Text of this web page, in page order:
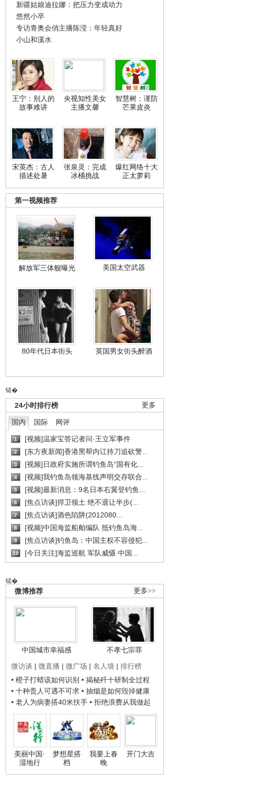
新疆姑娘迪拉娜：把压力变成动力
悠然小卒
专访青奥会俏主播陈滢：年轻真好
小山和溪水
王宁：别人的
故事难讲
央视知性美女
主播文馨
智慧树：谨防
芒果皮炎
宋英杰：古人
描述处暑
张泉灵：完成
冰桶挑战
爆红网络十大
正太萝莉
第一视频推荐
解放军三体舰曝光 美国太空武器
80年代日本街头 英国男女街头醉酒
锘�
更多
24小时排行榜
国内 国际 网评
1 [视频]温家宝答记者问·王立军事件
2 [东方夜新闻]香港黑帮内讧持刀追砍警...
3 [视频]日政府实施所谓钓鱼岛“国有化...
4 [视频]我钓鱼岛领海基线声明交存联合...
5 [视频]最新消息：9名日本右翼登钓鱼...
6 [焦点访谈]捍卫领土 绝不退让半步(...
7 [焦点访谈]酒色陷阱(2012080...
8 [视频]中国海监船舶编队 抵钓鱼岛海...
9 [焦点访谈]钓鱼岛：中国主权不容侵犯...
10 [今日关注]海监巡航 军队威慑 中国...
锘�
更多>>
微博推荐
中国城市幸福感
不孝七宗罪
微访谈 | 微直播 | 微广场 | 名人墙 | 排行榜
• 橙子打蜡该如何识别 • 揭秘歼十研制全过程
• 十种贵人可遇不可求 • 抽烟是如何毁掉健康
• 老人为病妻搭40米扶手 • 拒绝浪费从我做起
美丽中国·
湿地行
梦想星搭
档
我要上春
晚
开门大吉